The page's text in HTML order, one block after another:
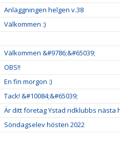
Anläggningen helgen v.38
Välkommen :)
Välkommen &#9786;&#65039;
OBS!!
En fin morgon :)
Tack! &#10084;&#65039;
Är ditt företag Ystad ridklubbs nästa
Söndagselev hösten 2022